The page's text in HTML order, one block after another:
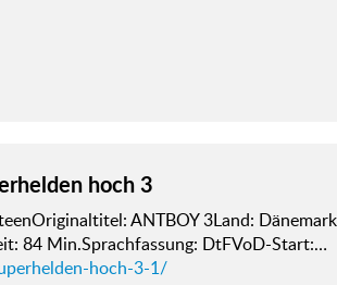
hoch 3
ANTBOY 3Land:
84 Min.Sprachfassung: DtFVoD-Start:…
hoch-3-1/